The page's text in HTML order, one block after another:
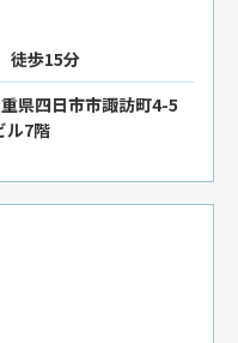
徒歩15分
県四日市市諏訪町4-5
ル7階